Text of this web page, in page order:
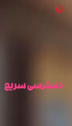
دسترسی سریع